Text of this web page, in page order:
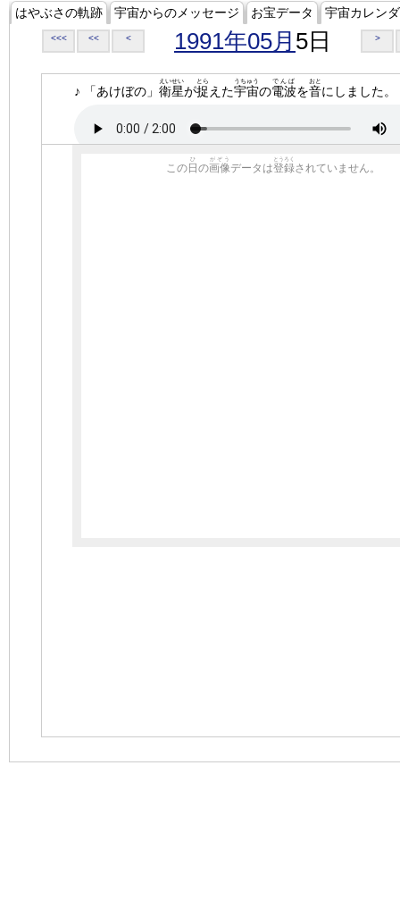
はやぶさの軌跡 宇宙からのメッセージ お宝データ 宇宙カレン
<<< << < 1991年05月 5日 >
♪ 「あけぼの」 衛星
えいせい
が捉
とら
えた宇宙
うちゅう
の電波
でんぱ
を音
おと
にしました。
この 日
ひ
の画像
がぞう
データは登録
とうろく
されていません。